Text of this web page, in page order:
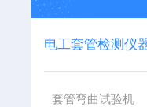
电工套管检测仪
套管弯曲试验机